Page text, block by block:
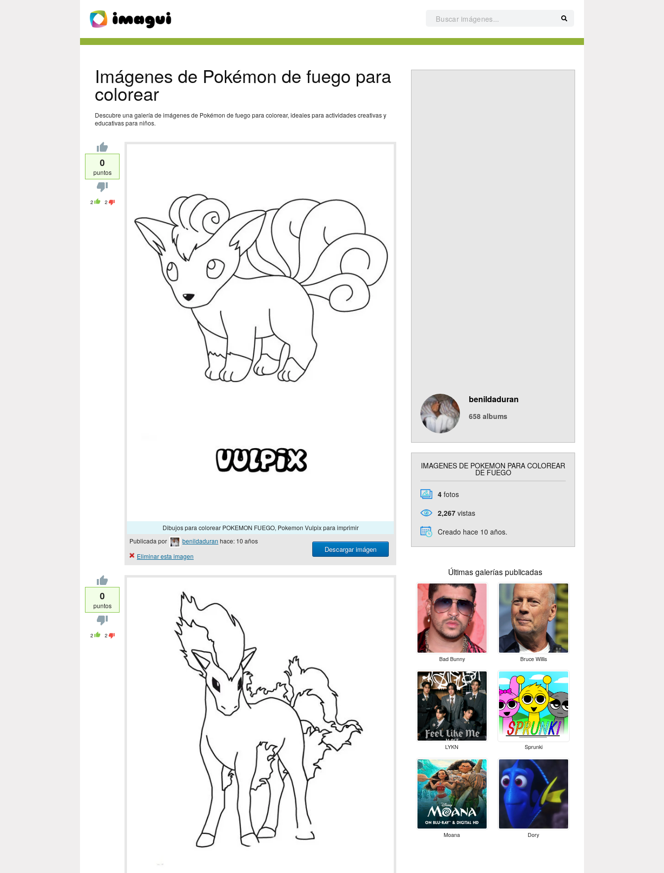
Imágenes de Pokémon de fuego para
colorear
Descubre una galería de imágenes de Pokémon de fuego para colorear, ideales para actividades creativas y
educativas para niños.
0
puntos
2 2
Dibujos para colorear POKEMON FUEGO, Pokemon Vulpix para imprimir
Descargar imágen
Publicada por benildaduran hace: 10 años
Eliminar esta imagen
0
puntos
2 2
benildaduran
658 albums
IMAGENES DE POKEMON PARA COLOREAR
DE FUEGO
4 fotos
2,267 vistas
Creado hace 10 años.
Últimas galerías publicadas
Bad Bunny Bruce Willis
LYKN Sprunki
Moana Dory